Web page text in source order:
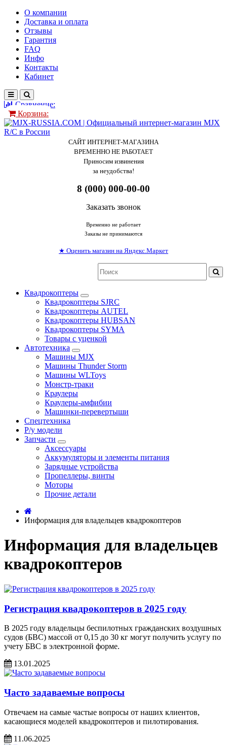
О компании
Доставка и оплата
Отзывы
Гарантия
FAQ
Инфо
Контакты
Кабинет
Сравнение:
Корзина:
САЙТ ИНТЕРНЕТ-МАГАЗИНА
ВРЕМЕННО НЕ РАБОТАЕТ
Приносим извинения
за неудобства!
8 (000) 000-00-00
Заказать звонок
Временно не работает
Заказы не принимаются
★ Оценить магазин на Яндекс.Маркет
Квадрокоптеры
Квадрокоптеры SJRC
Квадрокоптеры AUTEL
Квадрокоптеры HUBSAN
Квадрокоптеры SYMA
Товары с уценкой
Автотехника
Машины MJX
Машины Thunder Storm
Машины WLToys
Монстр-траки
Краулеры
Краулеры-амфибии
Машинки-перевертыши
Спецтехника
Р/у модели
Запчасти
Аксессуары
Аккумуляторы и элементы питания
Зарядные устройства
Пропеллеры, винты
Моторы
Прочие детали
Информация для владельцев квадрокоптеров
Информация для владельцев
квадрокоптеров
Регистрация квадрокоптеров в 2025 году
В 2025 году владельцы беспилотных гражданских воздушных
судов (БВС) массой от 0,15 до 30 кг могут получить услугу по
учету БВС в электронной форме.
13.01.2025
Часто задаваемые вопросы
Отвечаем на самые частые вопросы от наших клиентов,
касающиеся моделей квадрокоптеров и пилотирования.
11.06.2025